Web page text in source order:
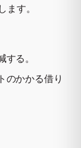
す。
る。
のかかる借り